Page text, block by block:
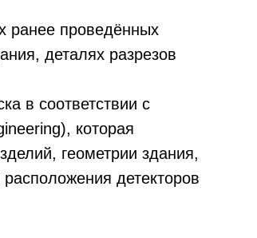
ранее проведённых
деталях разрезов
в соответствии с
которая
геометрии здания,
детекторов